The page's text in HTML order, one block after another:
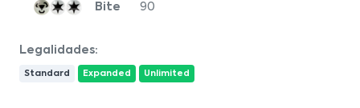
Bite 90
Legalidades:
Standard Expanded Unlimited